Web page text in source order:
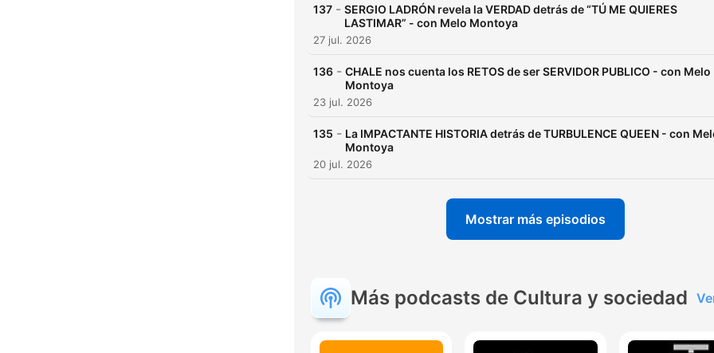
137 - SERGIO LADRÓN revela la VERDAD detrás de “TÚ ME QUIERES
LASTIMAR” - con Melo Montoya
27 jul. 2026
136 - CHALE nos cuenta los RETOS de ser SERVIDOR PUBLICO - con Melo
Montoya
23 jul. 2026
135 - La IMPACTANTE HISTORIA detrás de TURBULENCE QUEEN - con
Montoya
20 jul. 2026
Mostrar más episodios
Más podcasts de Cultura y sociedad